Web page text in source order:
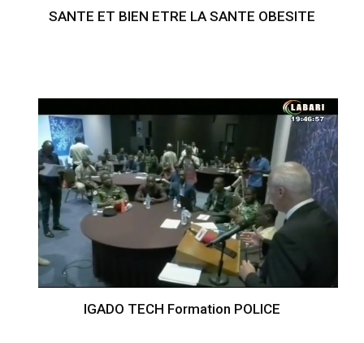
SANTE ET BIEN ETRE LA SANTE OBESITE
IGADO TECH Formation POLICE